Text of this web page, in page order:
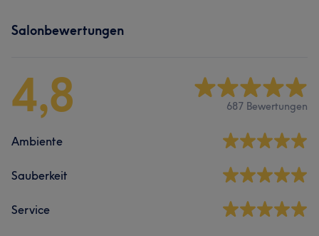
Salonbewertungen
4,8 687 Bewertungen
Ambiente
Sauberkeit
Service